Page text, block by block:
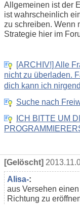
Allgemeinen ist der
ist wahrscheinlich
zu schreiben. Wenn
Strategie hier im
[ARCHIV!] Alle
nicht zu überladen.
dich kann ich
Suche nach
ICH BITTE UM
[Gelöscht]
Alisa-:
aus Versehen
Richtung zu